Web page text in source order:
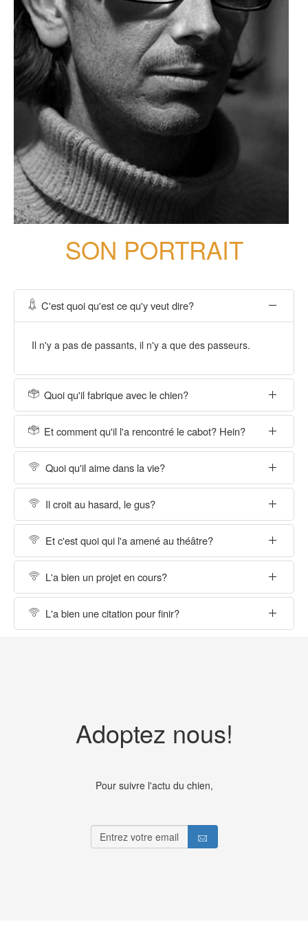
SON PORTRAIT
C'est quoi qu'est ce qu'y veut dire?
Il n'y a pas de passants, il n'y a que des passeurs.
Quoi qu'il fabrique avec le chien?
Et comment qu'il l'a rencontré le cabot? Hein?
Quoi qu'il aime dans la vie?
Il croit au hasard, le gus?
Et c'est quoi qui l'a amené au théâtre?
L'a bien un projet en cours?
L'a bien une citation pour finir?
Adoptez nous!
Pour suivre l'actu du chien,